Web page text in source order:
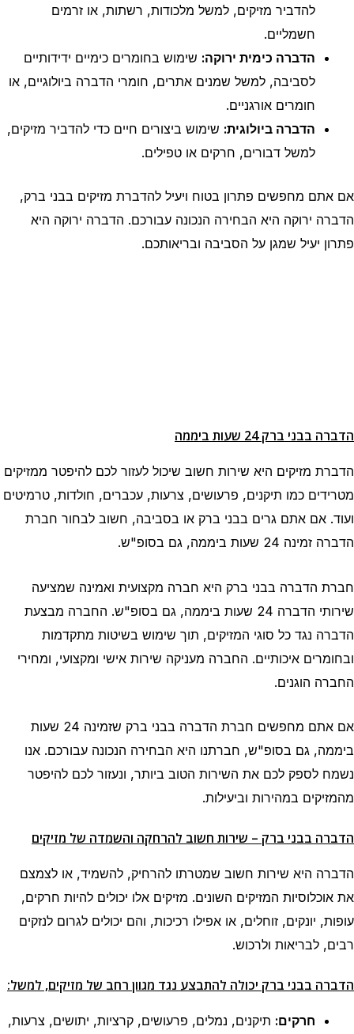
להדביר מזיקים, למשל מלכודות, רשתות, או זרמים
חשמליים.
הדברה כימית ירוקה: שימוש בחומרים כימיים ידידותיים
לסביבה, למשל שמנים אתרים, חומרי הדברה ביולוגיים, או
חומרים אורגניים.
הדברה ביולוגית: שימוש ביצורים חיים כדי להדביר מזיקים,
למשל דבורים, חרקים או טפילים.
אם אתם מחפשים פתרון בטוח ויעיל להדברת מזיקים בבני ברק,
הדברה ירוקה היא הבחירה הנכונה עבורכם. הדברה ירוקה היא
פתרון יעיל שמגן על הסביבה ובריאותכם.
הדברה בבני ברק 24 שעות ביממה
הדברת מזיקים היא שירות חשוב שיכול לעזור לכם להיפטר ממזיקים
מטרידים כמו תיקנים, פרעושים, צרעות, עכברים, חולדות, טרמיטים
ועוד. אם אתם גרים בבני ברק או בסביבה, חשוב לבחור חברת
הדברה זמינה 24 שעות ביממה, גם בסופ"ש.
חברת הדברה בבני ברק היא חברה מקצועית ואמינה שמציעה
שירותי הדברה 24 שעות ביממה, גם בסופ"ש. החברה מבצעת
הדברה נגד כל סוגי המזיקים, תוך שימוש בשיטות מתקדמות
ובחומרים איכותיים. החברה מעניקה שירות אישי ומקצועי, ומחירי
החברה הוגנים.
אם אתם מחפשים חברת הדברה בבני ברק שזמינה 24 שעות
ביממה, גם בסופ"ש, חברתנו היא הבחירה הנכונה עבורכם. אנו
נשמח לספק לכם את השירות הטוב ביותר, ונעזור לכם להיפטר
מהמזיקים במהירות וביעילות.
הדברה בבני ברק – שירות חשוב להרחקה והשמדה של מזיקים
הדברה היא שירות חשוב שמטרתו להרחיק, להשמיד, או לצמצם
את אוכלוסיות המזיקים השונים. מזיקים אלו יכולים להיות חרקים,
עופות, יונקים, זוחלים, או אפילו רכיכות, והם יכולים לגרום לנזקים
רבים, לבריאות ולרכוש.
הדברה בבני ברק יכולה להתבצע נגד מגוון רחב של מזיקים, למשל:
חרקים: תיקנים, נמלים, פרעושים, קרציות, יתושים, צרעות,